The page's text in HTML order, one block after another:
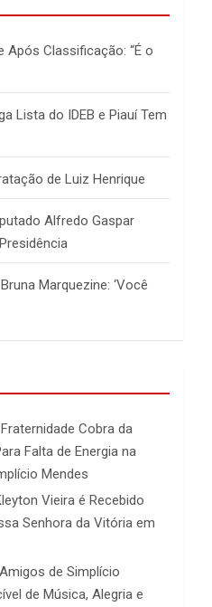
Classificação: “É o
Lista do IDEB e Piauí Tem
de Luiz Henrique
Alfredo Gaspar
Marquezine: ‘Você
Fraternidade Cobra da
Falta de Energia na
Mendes
Vieira é Recebido
Senhora da Vitória em
de Simplício
de Música, Alegria e